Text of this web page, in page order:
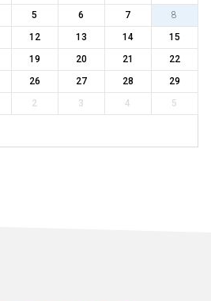
5 6 7
8
12 13 14
15
19 20 21
22
26 27 28
29
2 3 4 5